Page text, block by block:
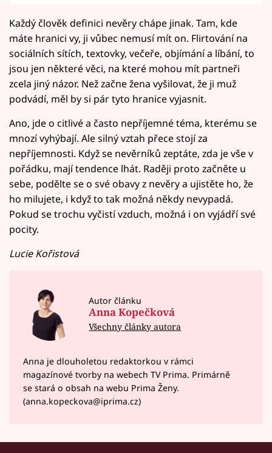
Každý člověk definici nevěry chápe jinak. Tam, kde
máte hranici vy, ji vůbec nemusí mít on. Flirtování na
sociálních sítích, textovky, večeře, objímání a líbání, to
jsou jen některé věci, na které mohou mít partneři
zcela jiný názor. Než začne žena vyšilovat, že ji muž
podvádí, měl by si pár tyto hranice vyjasnit.
Ano, jde o citlivé a často nepříjemné téma, kterému se
mnozí vyhýbají. Ale silný vztah přece stojí za
nepříjemnosti. Když se nevěrníků zeptáte, zda je vše v
pořádku, mají tendence lhát. Raději proto začněte u
sebe, podělte se o své obavy z nevěry a ujistěte ho, že
ho milujete, i když to tak možná někdy nevypadá.
Pokud se trochu vyčistí vzduch, možná i on vyjádří své
pocity.
Lucie Kořistová
Autor článku
Anna Kopečková
Všechny články autora
Anna je dlouholetou redaktorkou v rámci
magazínové tvorby na webech TV Prima. Primárně
se stará o obsah na webu Prima Ženy.
(anna.kopeckova@iprima.cz)